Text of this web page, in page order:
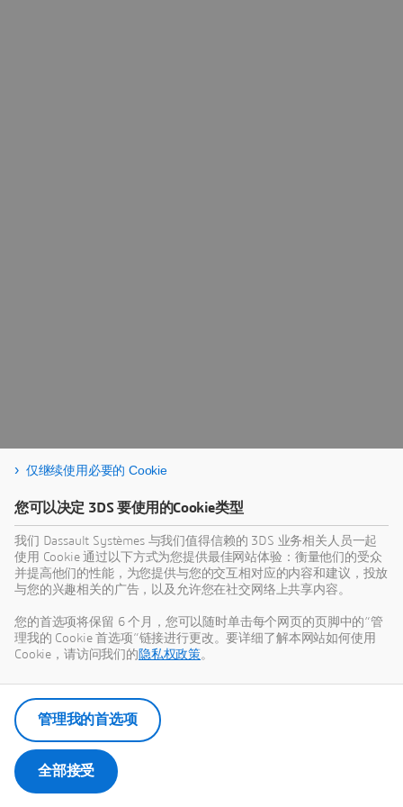
仅继续使用必要的 Cookie
您可以决定 3DS 要使用的Cookie类型
我们 Dassault Systèmes 与我们值得信赖的 3DS 业务相关人员一起
使用 Cookie 通过以下方式为您提供最佳网站体验：衡量他们的受众
并提高他们的性能，为您提供与您的交互相对应的内容和建议，投放
与您的兴趣相关的广告，以及允许您在社交网络上共享内容。
您的首选项将保留 6 个月，您可以随时单击每个网页的页脚中的“管
理我的 Cookie 首选项”链接进行更改。要详细了解本网站如何使用
Cookie，请访问我们的 隐私权政策。
全部接受
管理我的首选项